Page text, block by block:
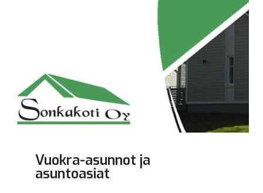
Vuokra-asunnot ja
asuntoasiat